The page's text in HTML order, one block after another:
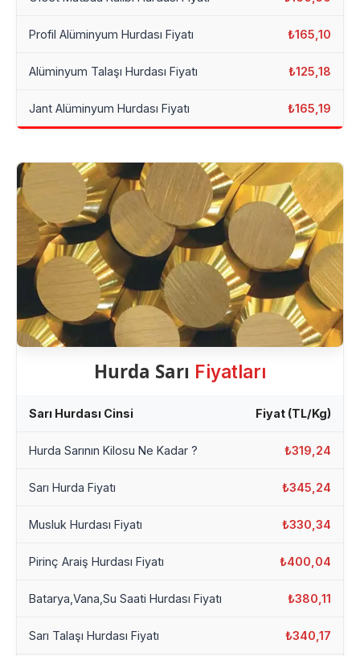
Profil Alüminyum Hurdası Fiyatı ₺165,10
Alüminyum Talaşı Hurdası Fiyatı ₺125,18
Jant Alüminyum Hurdası Fiyatı ₺165,19
Hurda Sarı Fiyatları
Sarı Hurdası Cinsi Fiyat (TL/Kg)
Hurda Sarının Kilosu Ne Kadar ? ₺319,24
Sarı Hurda Fiyatı ₺345,24
Musluk Hurdası Fiyatı ₺330,34
Pirinç Araiş Hurdası Fiyatı ₺400,04
Batarya,Vana,Su Saati Hurdası Fiyatı ₺380,11
Sarı Talaşı Hurdası Fiyatı ₺340,17